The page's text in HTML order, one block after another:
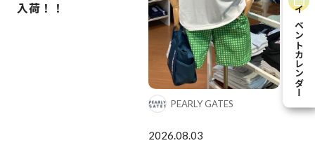
入荷！！
PEARLY GATES
2026.08.03
イベントカレンダー